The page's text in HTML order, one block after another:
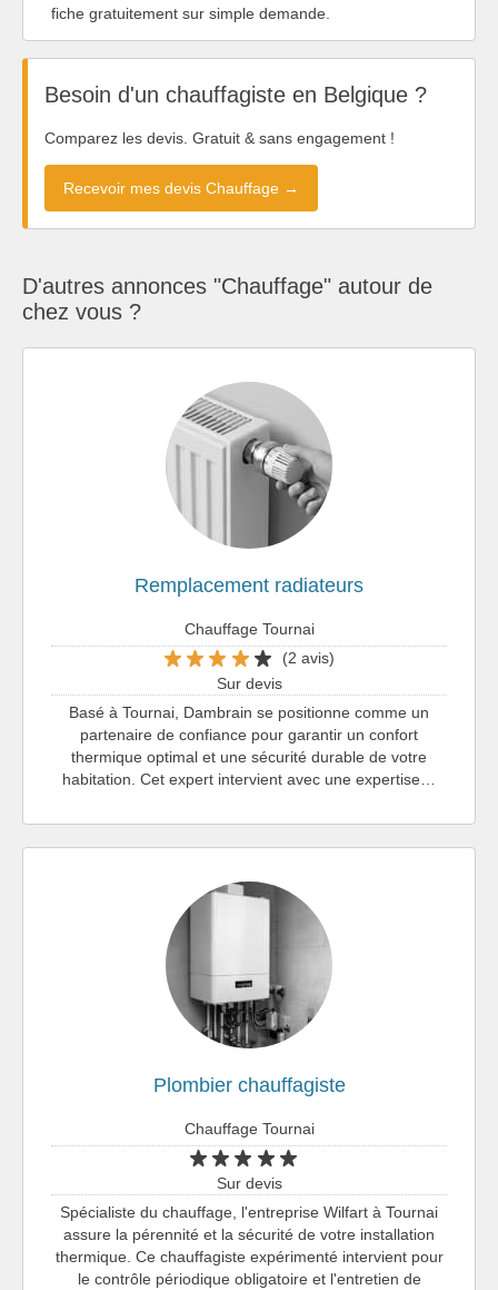
fiche gratuitement sur simple demande.
Besoin d'un chauffagiste en Belgique ?
Comparez les devis. Gratuit & sans engagement !
Recevoir mes devis Chauffage →
D'autres annonces "Chauffage" autour de
chez vous ?
Remplacement radiateurs
Chauffage Tournai
(2 avis)
Sur devis
Basé à Tournai, Dambrain se positionne comme un
partenaire de confiance pour garantir un confort
thermique optimal et une sécurité durable de votre
habitation. Cet expert intervient avec une expertise…
Plombier chauffagiste
Chauffage Tournai
Sur devis
Spécialiste du chauffage, l'entreprise Wilfart à Tournai
assure la pérennité et la sécurité de votre installation
thermique. Ce chauffagiste expérimenté intervient pour
le contrôle périodique obligatoire et l'entretien de